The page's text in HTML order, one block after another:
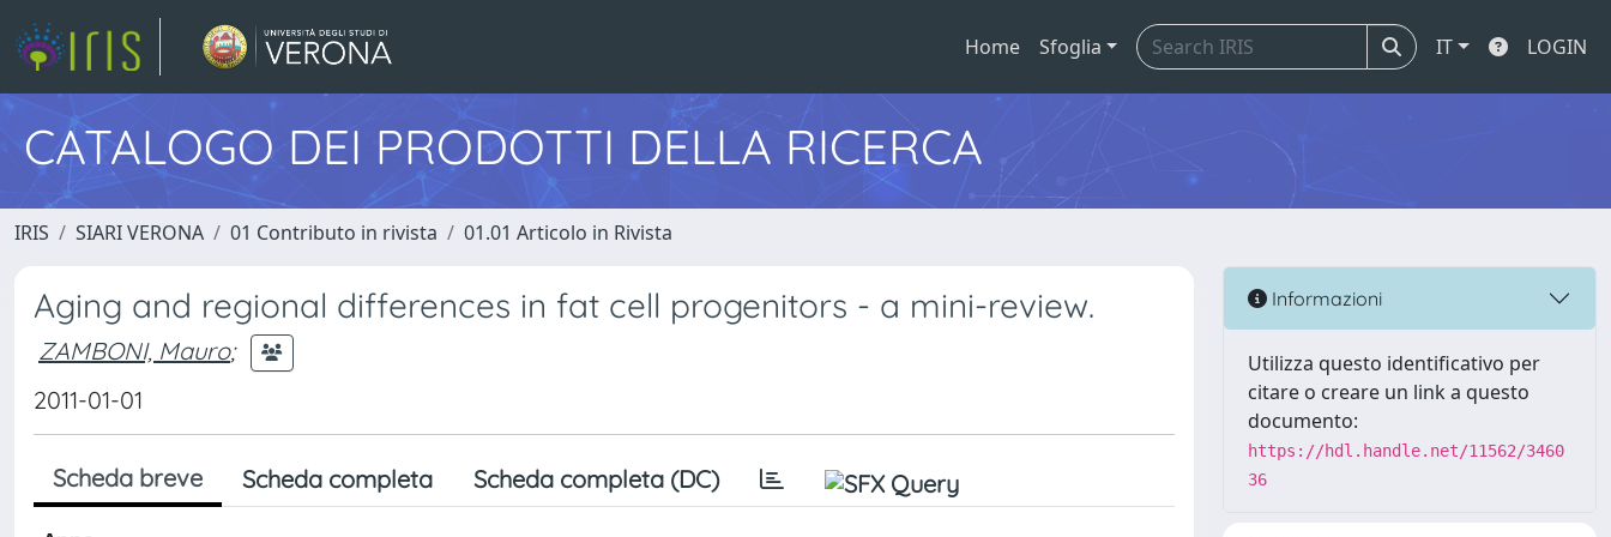
Home Sfoglia IT LOGIN
CATALOGO DEI PRODOTTI DELLA RICERCA
IRIS SIARI VERONA 01 Contributo in rivista 01.01 Articolo in Rivista
Aging and regional differences in fat cell progenitors - a mini-review.
ZAMBONI, Mauro;
2011-01-01
Scheda breve Scheda completa Scheda completa (DC)
Informazioni
Utilizza questo identificativo per
citare o creare un link a questo
documento:
https://hdl.handle.net/11562/3460
36